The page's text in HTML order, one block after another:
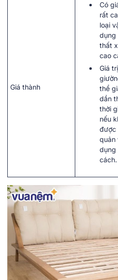
Giá thành
Có
rất
loại
dụng
thất
cao
Giá
thể
dần
thời
nếu
được
quản
dụng
cách.